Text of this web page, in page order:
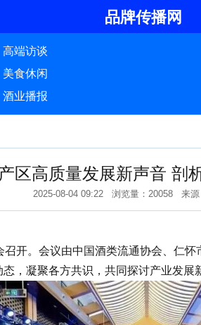
品牌传播网
高端访谈
美食休闲
酒业播报
区高质量发展新声音 剖
2025-08-04 09:22 浏览量：20058 来源
。会议由中国酒类流通协会、仁怀
，凝聚各方共识，共同探讨产业发展